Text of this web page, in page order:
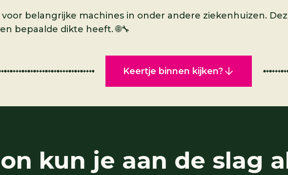
belangrijke machines in onder andere ziekenhuizen.
bepaalde dikte heeft. 🌐🔧
Keertje binnen kijken?
kun je aan de slag